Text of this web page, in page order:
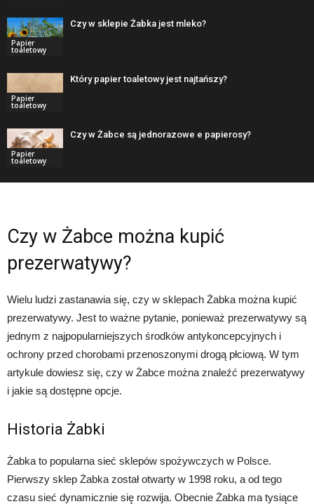
Papier
toaletowy
Czy w sklepie Żabka jest mleko?
Papier
toaletowy
Który papier toaletowy jest najtańszy?
Papier
toaletowy
Czy w Żabce są jednorazowe e papierosy?
Czy w Żabce można kupić
prezerwatywy?
Wielu ludzi zastanawia się, czy w sklepach Żabka można kupić
prezerwatywy. Jest to ważne pytanie, ponieważ prezerwatywy są
jednym z najpopularniejszych środków antykoncepcyjnych i
ochrony przed chorobami przenoszonymi drogą płciową. W tym
artykule dowiesz się, czy w Żabce można znaleźć prezerwatywy
i jakie są dostępne opcje.
Historia Żabki
Żabka to popularna sieć sklepów spożywczych w Polsce.
Pierwszy sklep Żabka został otwarty w 1998 roku, a od tego
czasu sieć dynamicznie się rozwija. Obecnie Żabka ma tysiące